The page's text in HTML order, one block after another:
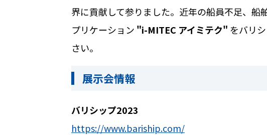
界に貢献して参りました。近年の船員不足、船
プリケーション "i-MITEC アイミテク" をバリ
さい。
展示会情報
バリシップ2023
https://www.bariship.com/